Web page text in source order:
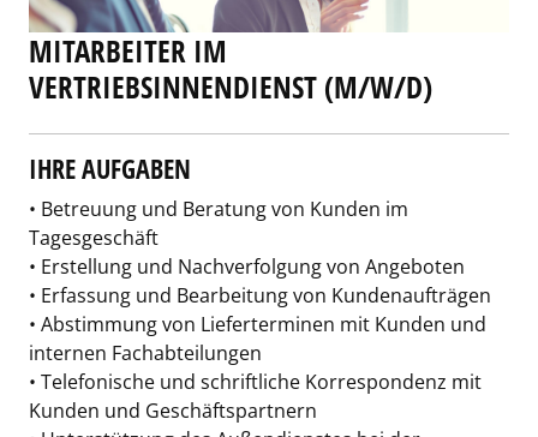
MITARBEITER IM
VERTRIEBSINNENDIENST (M/W/D)
IHRE AUFGABEN
• Betreuung und Beratung von Kunden im
Tagesgeschäft
• Erstellung und Nachverfolgung von Angeboten
• Erfassung und Bearbeitung von Kundenaufträgen
• Abstimmung von Lieferterminen mit Kunden und
internen Fachabteilungen
• Telefonische und schriftliche Korrespondenz mit
Kunden und Geschäftspartnern